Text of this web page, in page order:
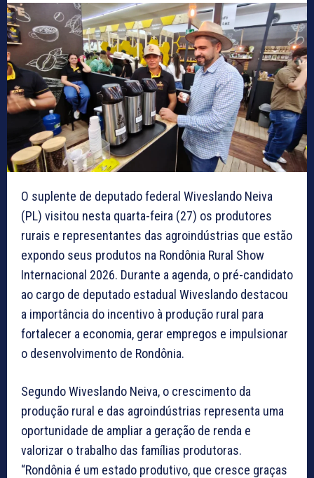
O suplente de deputado federal Wiveslando Neiva
(PL) visitou nesta quarta-feira (27) os produtores
rurais e representantes das agroindústrias que estão
expondo seus produtos na Rondônia Rural Show
Internacional 2026. Durante a agenda, o pré-candidato
ao cargo de deputado estadual Wiveslando destacou
a importância do incentivo à produção rural para
fortalecer a economia, gerar empregos e impulsionar
o desenvolvimento de Rondônia.
Segundo Wiveslando Neiva, o crescimento da
produção rural e das agroindústrias representa uma
oportunidade de ampliar a geração de renda e
valorizar o trabalho das famílias produtoras.
“Rondônia é um estado produtivo, que cresce graças